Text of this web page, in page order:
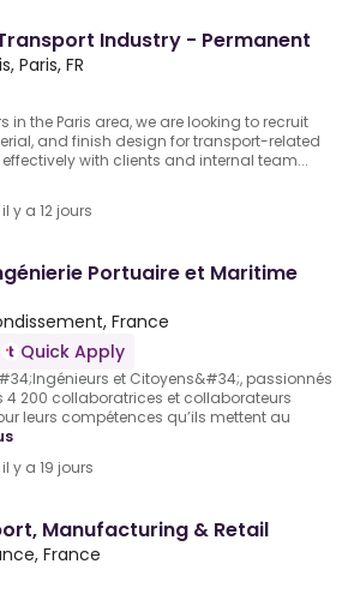
Industry - Permanent
Paris, FR
in the Paris area, we are looking to recruit
and finish design for transport-related
with clients and internal team...
y a 12 jours
Portuaire et Maritime
France
Quick Apply
et Citoyens&#34;, passionnés
4 200 collaboratrices et collaborateurs
leurs compétences qu’ils mettent au
y a 19 jours
Manufacturing & Retail
France